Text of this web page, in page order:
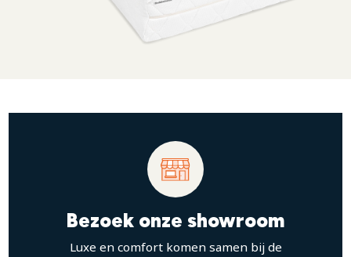
Bezoek onze showroom
Luxe en comfort komen samen bij de